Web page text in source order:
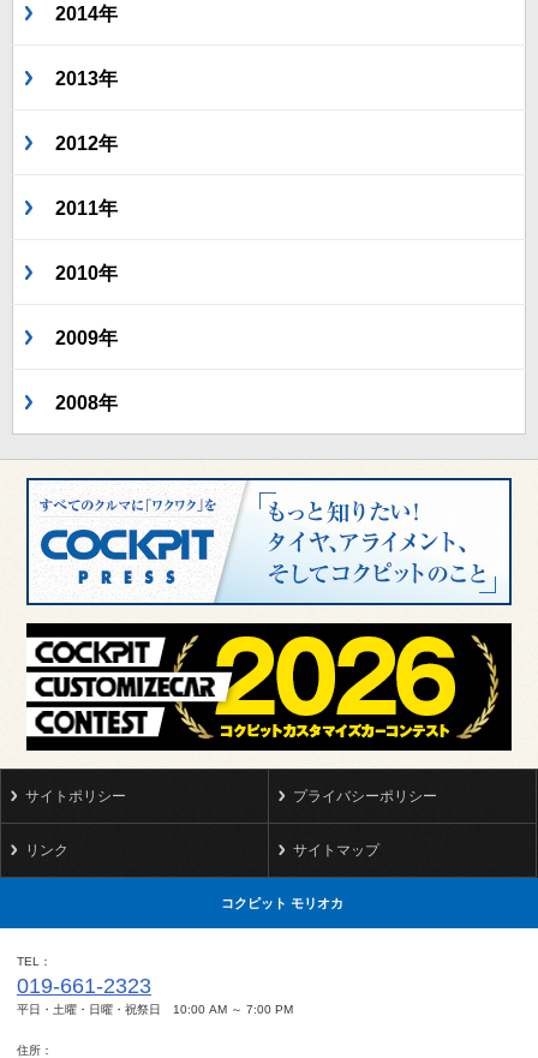
2014年
2013年
2012年
2011年
2010年
2009年
2008年
サイトポリシー プライバシーポリシー
リンク サイトマップ
コクピット モリオカ
TEL
019-661-2323
平日・土曜・日曜・祝祭日 10:00 AM ～ 7:00 PM
住所